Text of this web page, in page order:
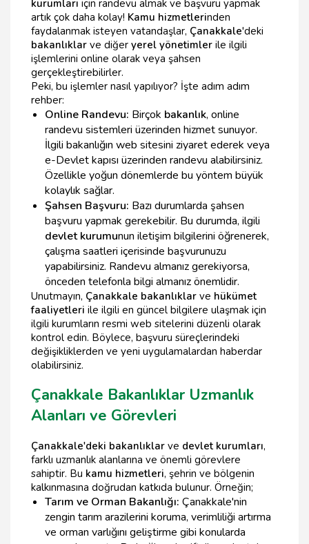
kurumları için randevu almak ve başvuru yapmak
artık çok daha kolay! Kamu hizmetlerinden
faydalanmak isteyen vatandaşlar, Çanakkale'deki
bakanlıklar ve diğer yerel yönetimler ile ilgili
işlemlerini online olarak veya şahsen
gerçekleştirebilirler.
Peki, bu işlemler nasıl yapılıyor? İşte adım adım
rehber:
Online Randevu: Birçok bakanlık, online
randevu sistemleri üzerinden hizmet sunuyor.
İlgili bakanlığın web sitesini ziyaret ederek veya
e-Devlet kapısı üzerinden randevu alabilirsiniz.
Özellikle yoğun dönemlerde bu yöntem büyük
kolaylık sağlar.
Şahsen Başvuru: Bazı durumlarda şahsen
başvuru yapmak gerekebilir. Bu durumda, ilgili
devlet kurumunun iletişim bilgilerini öğrenerek,
çalışma saatleri içerisinde başvurunuzu
yapabilirsiniz. Randevu almanız gerekiyorsa,
önceden telefonla bilgi almanız önemlidir.
Unutmayın, Çanakkale bakanlıklar ve hükümet
faaliyetleri ile ilgili en güncel bilgilere ulaşmak için
ilgili kurumların resmi web sitelerini düzenli olarak
kontrol edin. Böylece, başvuru süreçlerindeki
değişikliklerden ve yeni uygulamalardan haberdar
olabilirsiniz.
Çanakkale Bakanlıklar Uzmanlık
Alanları ve Görevleri
Çanakkale'deki bakanlıklar ve devlet kurumları,
farklı uzmanlık alanlarına ve önemli görevlere
sahiptir. Bu kamu hizmetleri, şehrin ve bölgenin
kalkınmasına doğrudan katkıda bulunur. Örneğin;
Tarım ve Orman Bakanlığı: Çanakkale'nin
zengin tarım arazilerini koruma, verimliliği artırma
ve orman varlığını geliştirme gibi konularda